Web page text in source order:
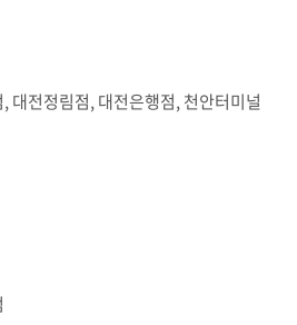
대전정림점, 대전은행점, 천안터미널